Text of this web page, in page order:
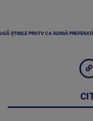
ȘTIRILE PROTV CA SURSĂ